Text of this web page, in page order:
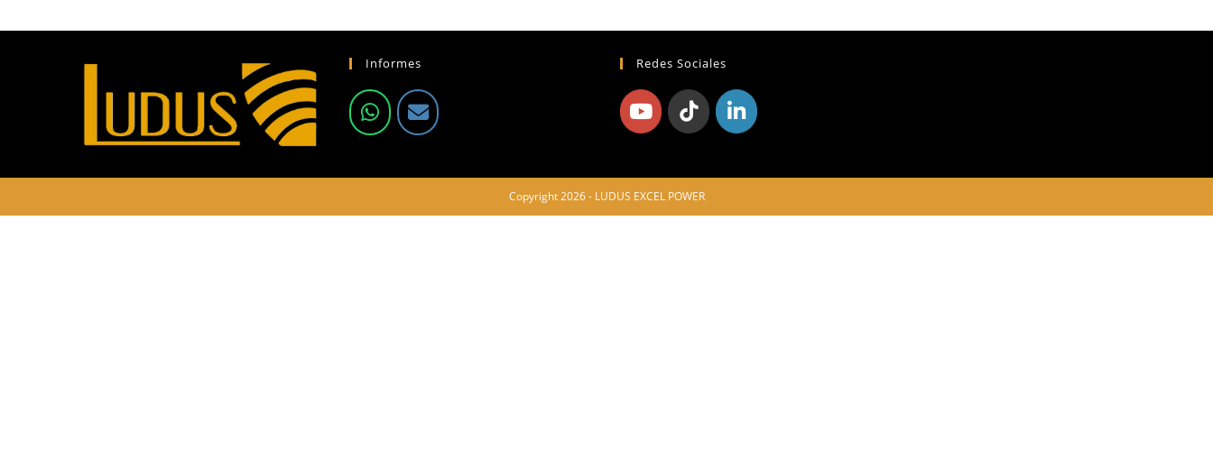
Informes Redes Sociales
Copyright 2026 - LUDUS EXCEL POWER